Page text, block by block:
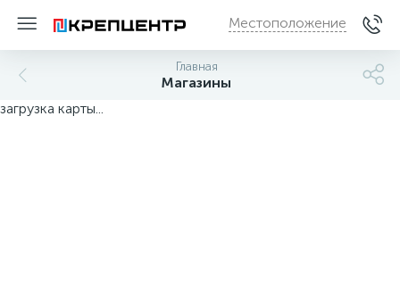
Местоположение
Главная
Магазины
загрузка карты...